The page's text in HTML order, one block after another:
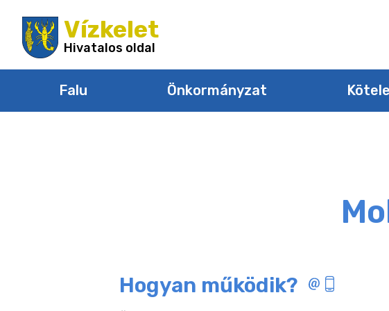
a
tartalomra
Vízkelet
Hivatalos oldal
Falu Önkormányzat
Hogyan működik?